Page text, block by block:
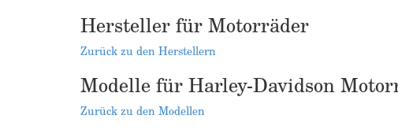
Hersteller für Motorräder
Zurück zu den Herstellern
Modelle für Harley-Davidson
Zurück zu den Modellen